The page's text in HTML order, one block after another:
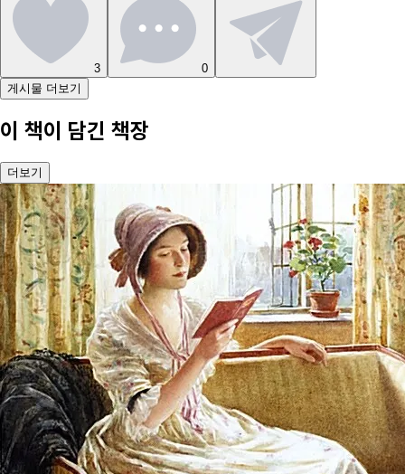
3
0
게시물 더보기
이 책이 담긴 책장
더보기